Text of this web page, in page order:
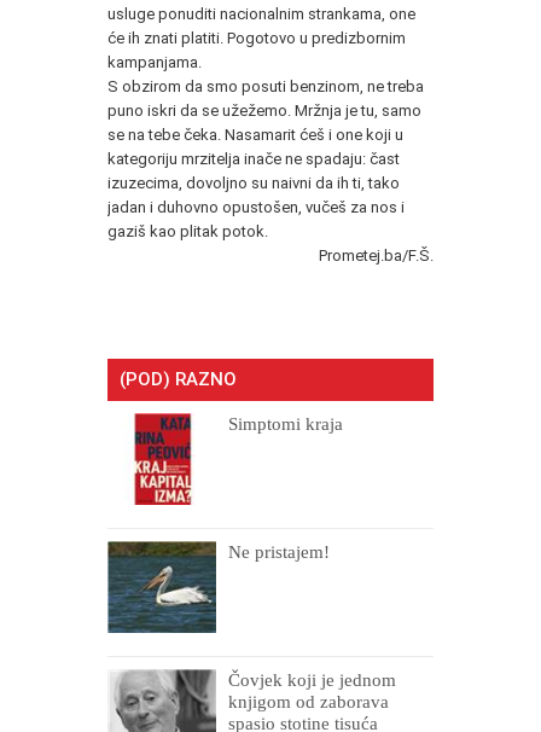
usluge ponuditi nacionalnim strankama, one
će ih znati platiti. Pogotovo u predizbornim
kampanjama.
S obzirom da smo posuti benzinom, ne treba
puno iskri da se užežemo. Mržnja je tu, samo
se na tebe čeka. Nasamarit ćeš i one koji u
kategoriju mrzitelja inače ne spadaju: čast
izuzecima, dovoljno su naivni da ih ti, tako
jadan i duhovno opustošen, vučeš za nos i
gaziš kao plitak potok.
Prometej.ba/F.Š.
(POD) RAZNO
Simptomi kraja
Ne pristajem!
Čovjek koji je jednom
knjigom od zaborava
spasio stotine tisuća